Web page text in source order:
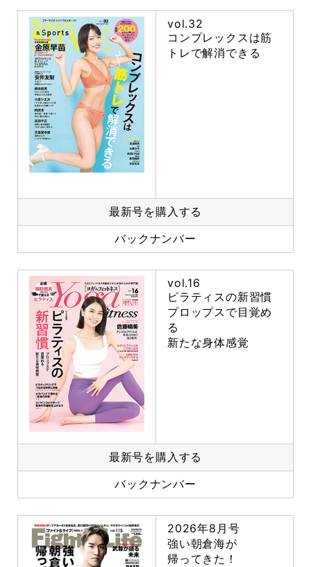
vol.32
コンプレックスは筋
トレで解消できる
最新号を購入する
バックナンバー
vol.16
ピラティスの新習慣
プロップスで目覚め
る
新たな身体感覚
最新号を購入する
バックナンバー
2026年8月号
強い朝倉海が
帰ってきた！